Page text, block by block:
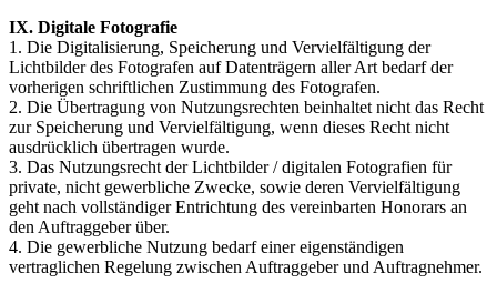
IX. Digitale Fotografie
1. Die Digitalisierung, Speicherung und Vervielfältigung der
Lichtbilder des Fotografen auf Datenträgern aller Art bedarf der
vorherigen schriftlichen Zustimmung des Fotografen.
2. Die Übertragung von Nutzungsrechten beinhaltet nicht das Recht
zur Speicherung und Vervielfältigung, wenn dieses Recht nicht
ausdrücklich übertragen wurde.
3. Das Nutzungsrecht der Lichtbilder / digitalen Fotografien für
private, nicht gewerbliche Zwecke, sowie deren Vervielfältigung
geht nach vollständiger Entrichtung des vereinbarten Honorars an
den Auftraggeber über.
4. Die gewerbliche Nutzung bedarf einer eigenständigen
vertraglichen Regelung zwischen Auftraggeber und Auftragnehmer.